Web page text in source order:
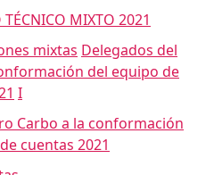
MIXTO 2021
mixtas Delegados del
del equipo de
I
Carbo a la conformación
cuentas 2021